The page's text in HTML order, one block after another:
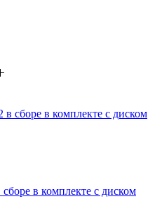
в комплекте с диском